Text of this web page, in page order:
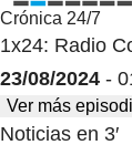
Crónica 24/7
1x24: Radio
23/08/2024 -
Ver más
Noticias en 3′